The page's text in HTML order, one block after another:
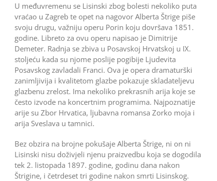
U međuvremenu se Lisinski zbog bolesti nekoliko puta
vraćao u Zagreb te opet na nagovor Alberta Štrige piše
svoju drugu, važniju operu Porin koju dovršava 1851.
godine. Libreto za ovu operu napi­sao je Dimitrije
Demeter. Radnja se zbiva u Posavskoj Hrvatskoj u IX.
stoljeću kada su njome poslije pogibije Ljudevita
Posavskog zavladali Franci. Ova je opera dramaturški
zanimljivija i kvalitetom glazbe pokazuje skladateljevu
glazbenu zrelost. Ima nekoliko prekrasnih arija koje se
često izvode na koncertnim programima. Najpoznatije
arije su Zbor Hrvatica, ljubavna romansa Zorko moja i
arija Sveslava u ­tamnici.
Bez obzira na brojne pokušaje Alberta Štrige, ni on ni
Lisinski nisu doživjeli njenu praizvedbu koja se dogodila
tek 2. listopada 1897. godine, godinu dana nakon
Štrigine, i četrdeset tri godine nakon smrti Lisinskog.